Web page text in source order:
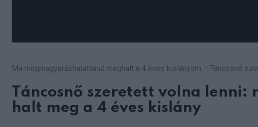
Ma megmagyarázhatatlanul meghalt a 4 éves kislányom – Táncosnő
Táncosnő szeretett volna lenni:
halt meg a 4 éves kislány